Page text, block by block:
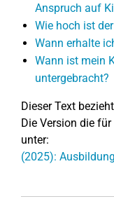
Anspruch auf
Wie hoch ist
Wann erhalte
Wann ist mein
untergebracht?
Dieser Text
Die Version die für
unter:
(2025):